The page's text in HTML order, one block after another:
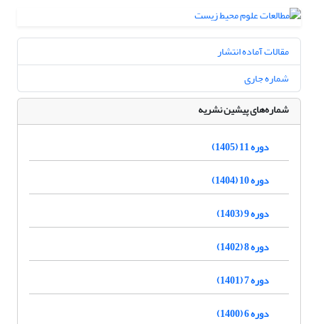
مقالات آماده انتشار
شماره جاری
شماره‌های پیشین نشریه
دوره 11 (1405)
دوره 10 (1404)
دوره 9 (1403)
دوره 8 (1402)
دوره 7 (1401)
دوره 6 (1400)